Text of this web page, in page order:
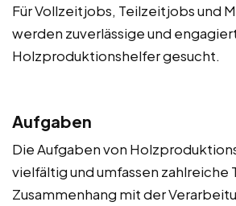
Für Vollzeitjobs, Teilzeitjobs und
werden zuverlässige und
Holzproduktionshelfer gesucht.
Aufgaben
Die Aufgaben von
vielfältig und umfassen zahlreiche
Zusammenhang mit der